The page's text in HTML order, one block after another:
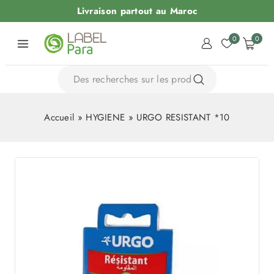
Livraison partout au Maroc
0 0
Accueil » HYGIENE » URGO RESISTANT *10